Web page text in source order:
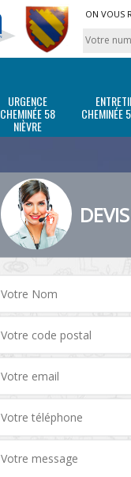
ON VOUS
URGENCE
CHEMINÉE 58
NIÈVRE
CHEMINÉE